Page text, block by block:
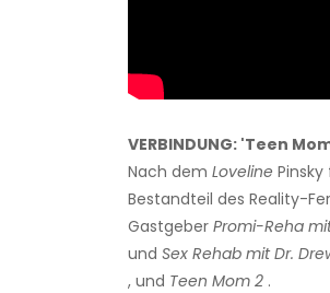
VERBINDUNG: 'Teen
Nach dem Loveline
Bestandteil des Reality-
Gastgeber Promi-Reha
und Sex Rehab mit Dr.
, und Teen Mom 2 .